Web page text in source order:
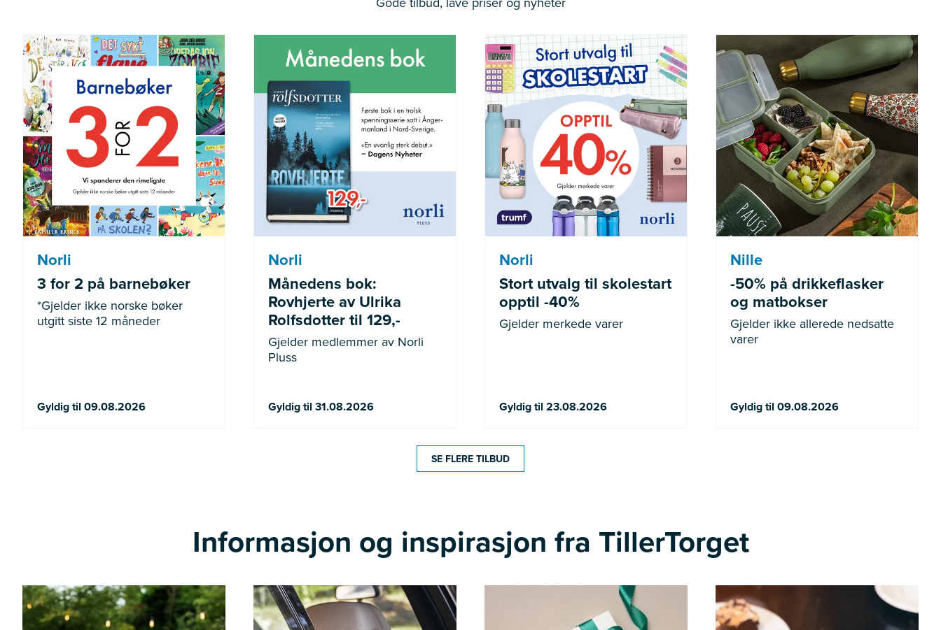
Norli
3 for 2 på barnebøker
*Gjelder ikke norske bøker
utgitt siste 12 måneder
Gyldig til 09.08.2026
*Gjelder ikke norske bøker
utgitt siste 12 måneder
Norli
Månedens bok:
Rovhjerte av Ulrika
Rolfsdotter til 129,-
Gjelder medlemmer av Norli
Pluss
Gyldig til 31.08.2026
Gjelder medlemmer av Norli
Pluss
Norli
Stort utvalg til skolestart
opptil -40%
Gjelder merkede varer
Gyldig til 23.08.2026
Gjelder merkede varer
Nille
-50% på drikkeflasker
og matbokser
Gjelder ikke allerede nedsatte
varer
Gyldig til 09.08.2026
Gjelder ikke allerede nedsatte
varer
SE FLERE TILBUD
Informasjon og inspirasjon fra TillerTorget